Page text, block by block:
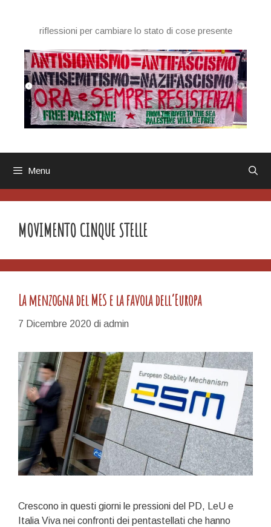
contenutoriflessioni per cambiare lo stato di cose presente
Menu
MOVIMENTO CINQUE STELLE
La menzogna del MES e la favola dell’Europa
7 Dicembre 2020 di admin
Crescono in questi giorni le pressioni del PD, LeU e
Italia Viva nei confronti dei pentastellati che hanno